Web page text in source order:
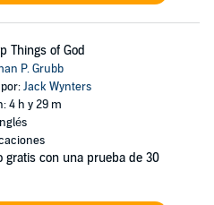
Things of God
P. Grubb
Jack Wynters
4 h y 29 m
gratis con una prueba de 30